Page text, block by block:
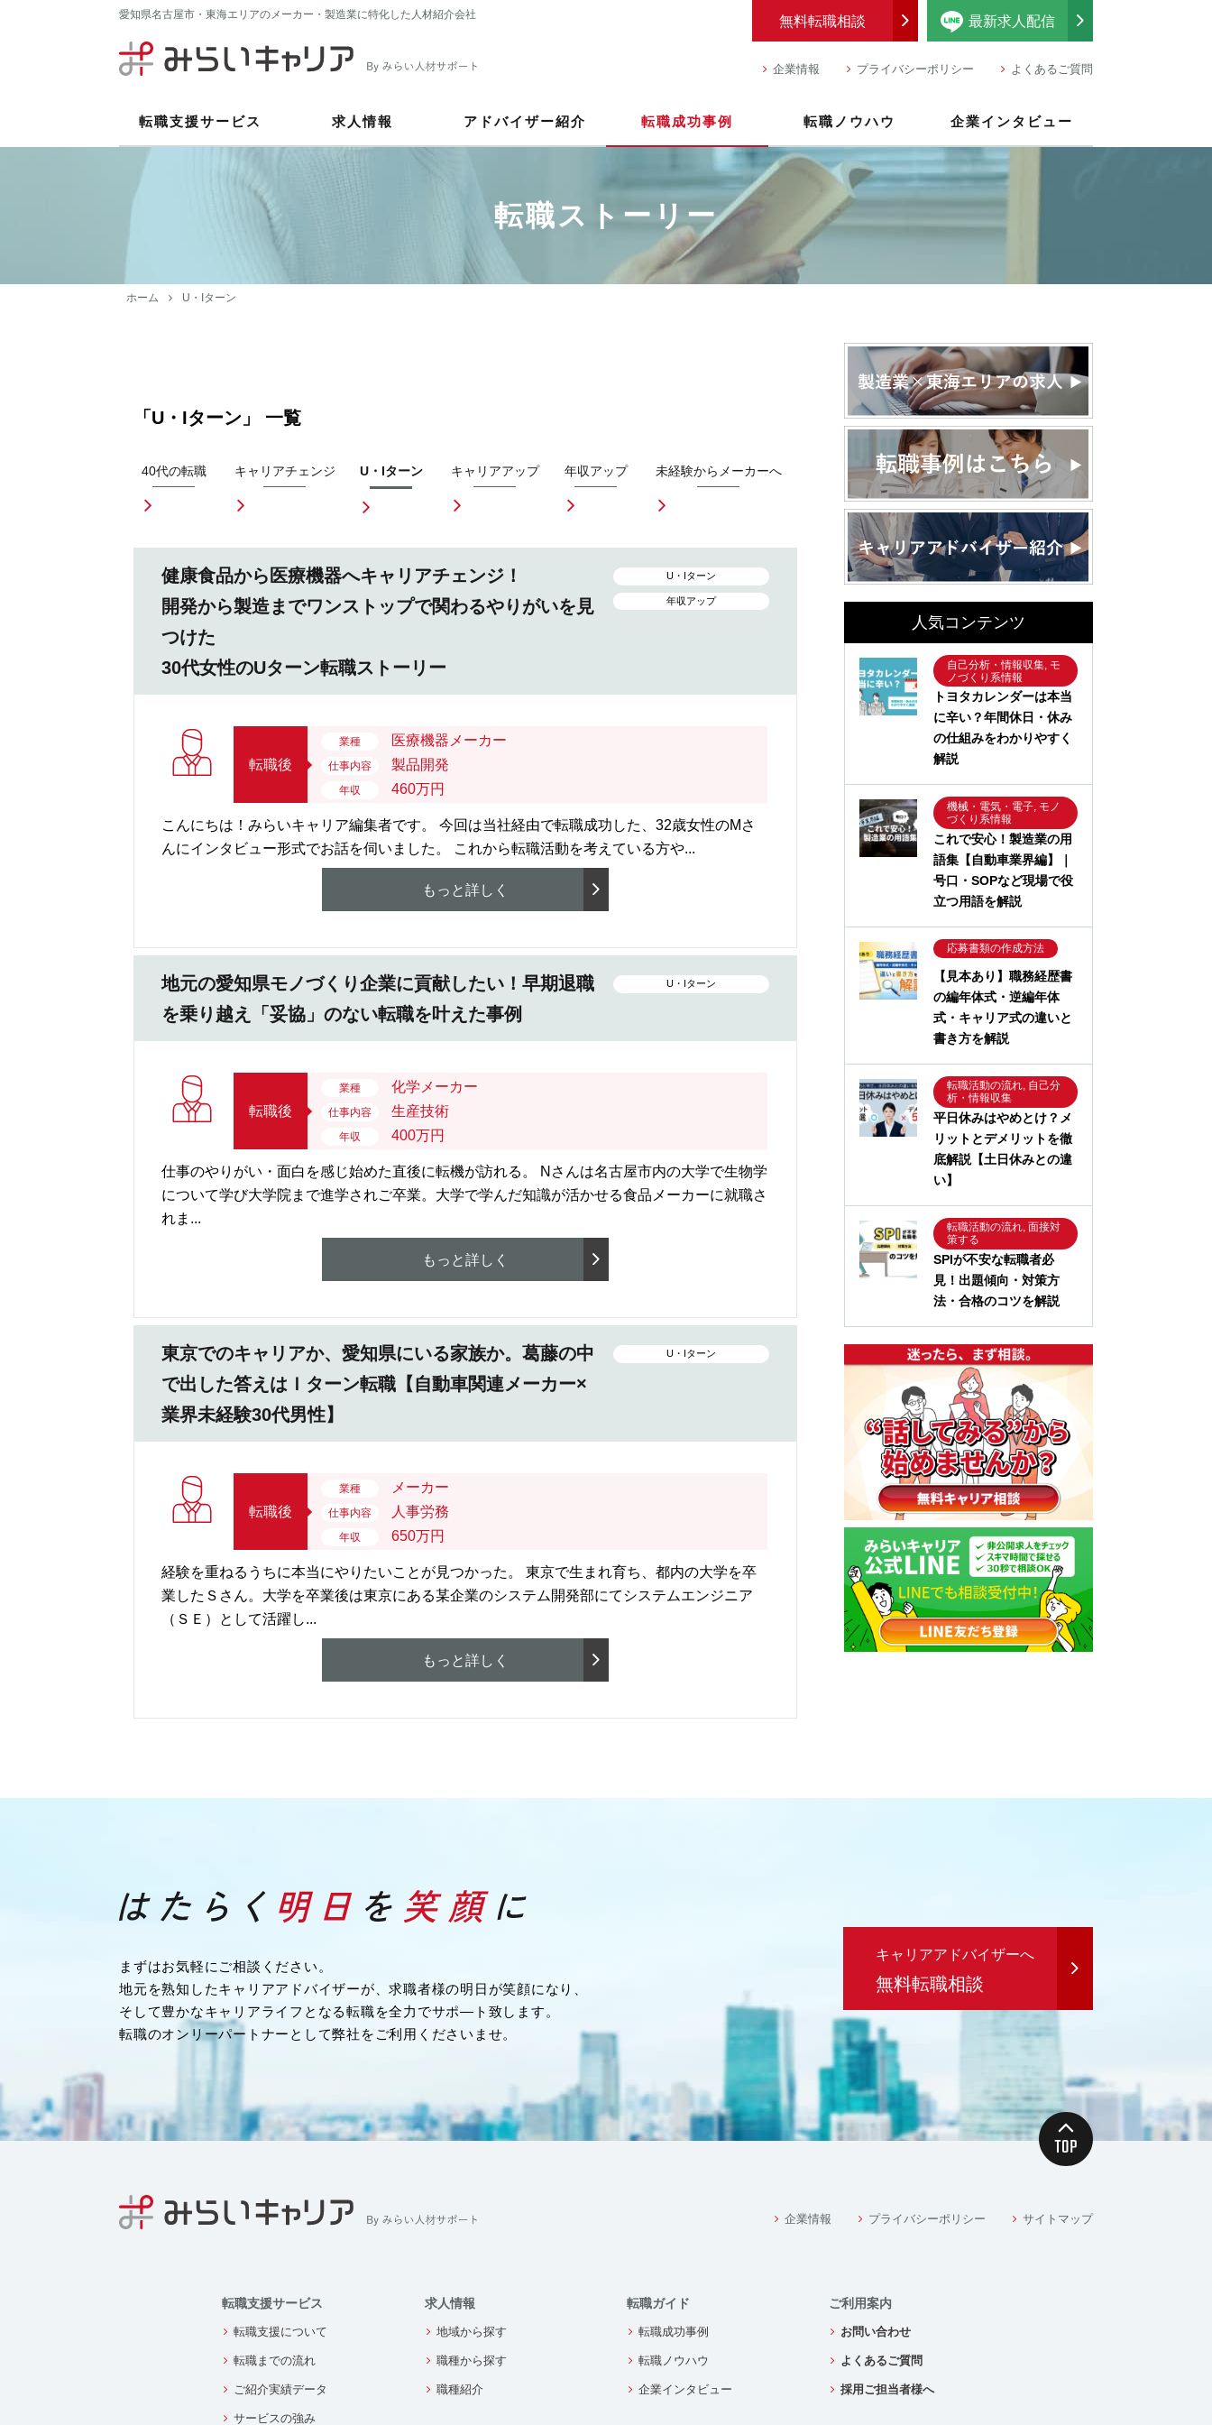
愛知県名古屋市・東海エリアのメーカー・製造業に特化した人材紹介会社 最新求人配信
無料転職相談
企業情報 プライバシーポリシー よくあるご質問
転職支援サービス 求人情報 アドバイザー紹介 転職成功事例 転職ノウハウ 企業インタビュー
転職ストーリー
ホーム U・Iターン
「U・Iターン」 一覧
40代の転職 キャリアチェンジ U・Iターン キャリアアップ 年収アップ 未経験からメーカーへ
健康食品から医療機器へキャリアチェンジ！
開発から製造までワンストップで関わるやりがいを見
つけた
30代女性のUターン転職ストーリー
U・Iターン
年収アップ
転職後
業種 医療機器メーカー
仕事内容 製品開発
年収 460万円
こんにちは！みらいキャリア編集者です。 今回は当社経由で転職成功した、32歳女性のMさ
んにインタビュー形式でお話を伺いました。 これから転職活動を考えている方や...
もっと詳しく
地元の愛知県モノづくり企業に貢献したい！早期退職
を乗り越え「妥協」のない転職を叶えた事例
U・Iターン
転職後
業種 化学メーカー
仕事内容 生産技術
年収 400万円
仕事のやりがい・面白を感じ始めた直後に転機が訪れる。 Nさんは名古屋市内の大学で生物学
について学び大学院まで進学されご卒業。大学で学んだ知識が活かせる食品メーカーに就職さ
れま...
もっと詳しく
東京でのキャリアか、愛知県にいる家族か。葛藤の中
で出した答えはＩターン転職【自動車関連メーカー×
業界未経験30代男性】
U・Iターン
転職後
業種 メーカー
仕事内容 人事労務
年収 650万円
経験を重ねるうちに本当にやりたいことが見つかった。 東京で生まれ育ち、都内の大学を卒
業したＳさん。大学を卒業後は東京にある某企業のシステム開発部にてシステムエンジニア
（ＳＥ）として活躍し...
もっと詳しく
人気コンテンツ
自己分析・情報収集, モ
ノづくり系情報
トヨタカレンダーは本当
に辛い？年間休日・休み
の仕組みをわかりやすく
解説
機械・電気・電子, モノ
づくり系情報
これで安心！製造業の用
語集【自動車業界編】｜
号口・SOPなど現場で役
立つ用語を解説
応募書類の作成方法
【見本あり】職務経歴書
の編年体式・逆編年体
式・キャリア式の違いと
書き方を解説
転職活動の流れ, 自己分
析・情報収集
平日休みはやめとけ？メ
リットとデメリットを徹
底解説【土日休みとの違
い】
転職活動の流れ, 面接対
策する
SPIが不安な転職者必
見！出題傾向・対策方
法・合格のコツを解説
まずはお気軽にご相談ください。
地元を熟知したキャリアアドバイザーが、求職者様の明日が笑顔になり、
そして豊かなキャリアライフとなる転職を全力でサポ―ト致します。
転職のオンリーパートナーとして弊社をご利用くださいませ。
キャリアアドバイザーへ
無料転職相談
企業情報 プライバシーポリシー サイトマップ
転職支援サービス
転職支援について
転職までの流れ
ご紹介実績データ
サービスの強み
求人情報
地域から探す
職種から探す
職種紹介
転職ガイド
転職成功事例
転職ノウハウ
企業インタビュー
ご利用案内
お問い合わせ
よくあるご質問
採用ご担当者様へ